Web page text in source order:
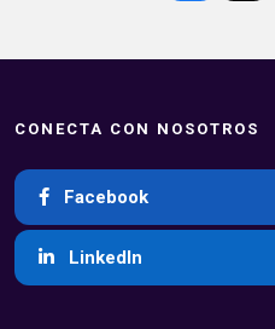
CONECTA CON NOSOTROS
Facebook
LinkedIn